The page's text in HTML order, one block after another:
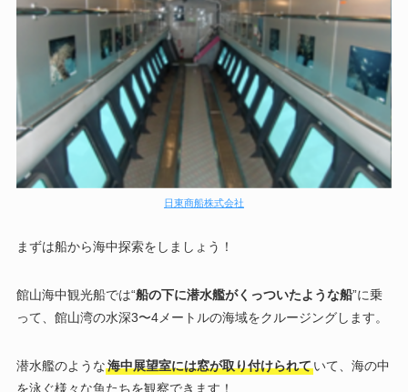
日東商船株式会社
まずは船から海中探索をしましょう！
館山海中観光船では“船の下に潜水艦がくっついたような船”に乗
って、館山湾の水深3〜4メートルの海域をクルージングします。
潜水艦のような海中展望室には窓が取り付けられていて、海の中
を泳ぐ様々な魚たちを観察できます！